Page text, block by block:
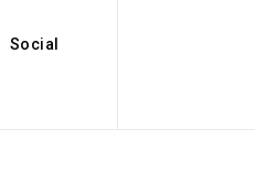
Social